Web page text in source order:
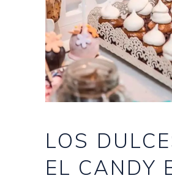
LOS
EL CANDY